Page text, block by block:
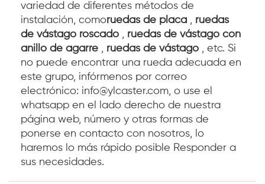
variedad de diferentes métodos de
instalación, comoruedas de placa , ruedas
de vástago roscado , ruedas de vástago con
anillo de agarre , ruedas de vástago , etc. Si
no puede encontrar una rueda adecuada en
este grupo, infórmenos por correo
electrónico: info@ylcaster.com, o use el
whatsapp en el lado derecho de nuestra
página web, número y otras formas de
ponerse en contacto con nosotros, lo
haremos lo más rápido posible Responder a
sus necesidades.